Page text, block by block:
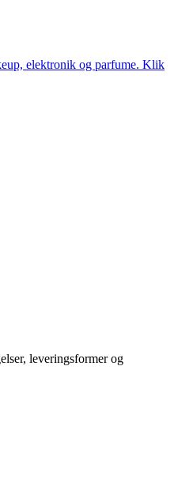
elektronik og parfume. Klik
leveringsformer og